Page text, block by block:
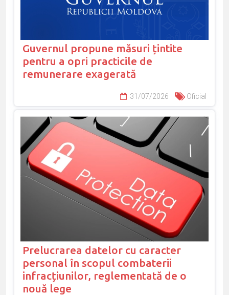
Guvernul propune măsuri țintite
pentru a opri practicile de
remunerare exagerată
31/07/2026 Oficial
Prelucrarea datelor cu caracter
personal în scopul combaterii
infracțiunilor, reglementată de o
nouă lege